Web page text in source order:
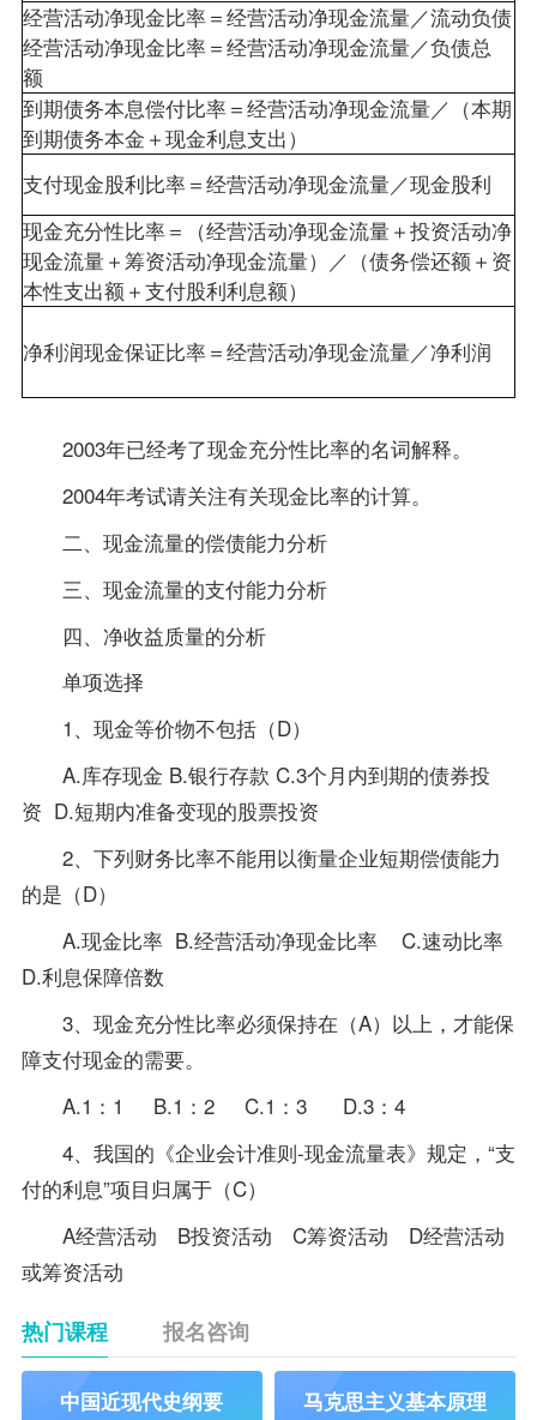
经营活动净现金比率＝经营活动净现金流量／流动负债
经营活动净现金比率＝经营活动净现金流量／负债总
额
到期债务本息偿付比率＝经营活动净现金流量／（本期
到期债务本金＋现金利息支出）
支付现金股利比率＝经营活动净现金流量／现金股利
现金充分性比率＝（经营活动净现金流量＋投资活动净
现金流量＋筹资活动净现金流量）／（债务偿还额＋资
本性支出额＋支付股利利息额）
净利润现金保证比率＝经营活动净现金流量／净利润
2003年已经考了现金充分性比率的名词解释。
2004年考试请关注有关现金比率的计算。
二、现金流量的偿债能力分析
三、现金流量的支付能力分析
四、净收益质量的分析
单项选择
1、现金等价物不包括（D）
A.库存现金 B.银行存款 C.3个月内到期的债券投
资 D.短期内准备变现的股票投资
2、下列财务比率不能用以衡量企业短期偿债能力
的是（D）
A.现金比率 B.经营活动净现金比率 C.速动比率
D.利息保障倍数
3、现金充分性比率必须保持在（A）以上，才能保
障支付现金的需要。
A.1：1 B.1：2 C.1：3 D.3：4
4、我国的《企业会计准则-现金流量表》规定，“支
付的利息”项目归属于（C）
A经营活动 B投资活动 C筹资活动 D经营活动
或筹资活动
热门课程 报名咨询
中国近现代史纲要 马克思主义基本原理